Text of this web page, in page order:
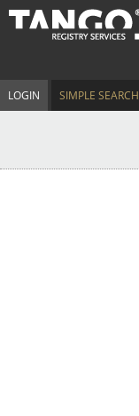
LOGIN SIMPLE SEARCH